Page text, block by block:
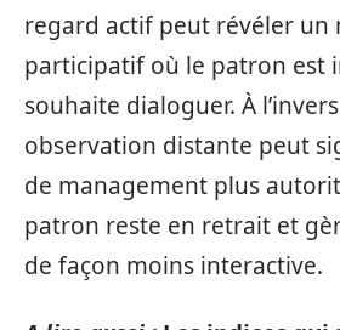
regard actif peut révéler un
participatif où le patron est
souhaite dialoguer. À
observation distante peut
de management plus
patron reste en retrait et
de façon moins interactive.